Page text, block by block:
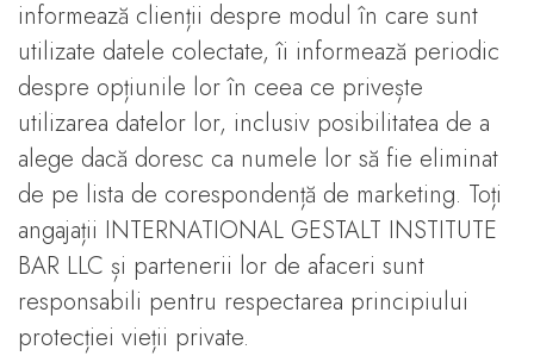
informează clienții despre modul în care sunt
utilizate datele colectate, îi informează periodic
despre opțiunile lor în ceea ce privește
utilizarea datelor lor, inclusiv posibilitatea de a
alege dacă doresc ca numele lor să fie eliminat
de pe lista de corespondență de marketing. Toți
angajații INTERNATIONAL GESTALT INSTITUTE
BAR LLC și partenerii lor de afaceri sunt
responsabili pentru respectarea principiului
protecției vieții private.